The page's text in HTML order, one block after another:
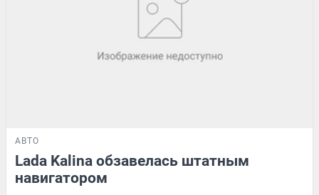
АВТО
Lada Kalina обзавелась штатным
навигатором